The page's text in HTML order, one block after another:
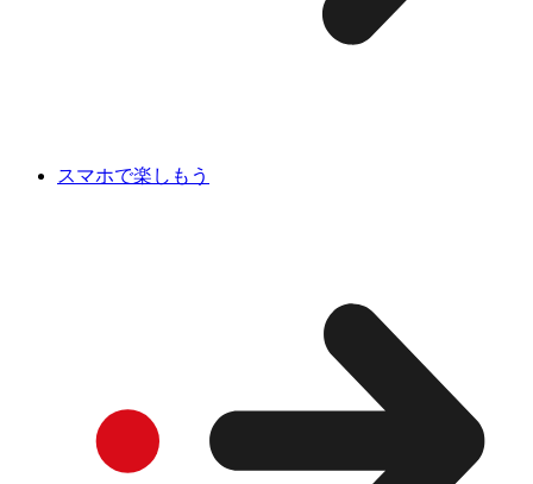
スマホで楽しもう